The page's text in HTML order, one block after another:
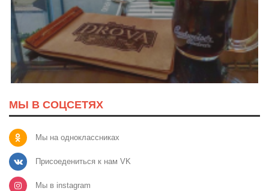
МЫ В СОЦСЕТЯХ
Мы на одноклассниках
Присоедениться к нам VK
Мы в instagram